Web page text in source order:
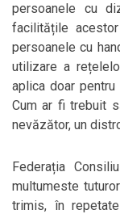
persoanele cu
facilitățile
persoanele cu
utilizare a
aplica doar pentru
Cum ar fi trebuit
nevăzător, un
Federația
multumeste
trimis, în